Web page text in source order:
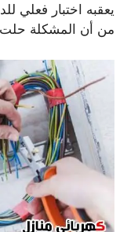
يعقبه اختبار فعلي
من أن المشكلة حلت